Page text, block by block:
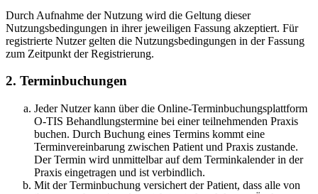
Durch Aufnahme der Nutzung wird die Geltung dieser
Nutzungsbedingungen in ihrer jeweiligen Fassung akzeptiert. Für
registrierte Nutzer gelten die Nutzungsbedingungen in der Fassung
zum Zeitpunkt der Registrierung.
2. Terminbuchungen
Jeder Nutzer kann über die Online-Terminbuchungsplattform
O-TIS Behandlungstermine bei einer teilnehmenden Praxis
buchen. Durch Buchung eines Termins kommt eine
Terminvereinbarung zwischen Patient und Praxis zustande.
Der Termin wird unmittelbar auf dem Terminkalender in der
Praxis eingetragen und ist verbindlich.
Mit der Terminbuchung versichert der Patient, dass alle von